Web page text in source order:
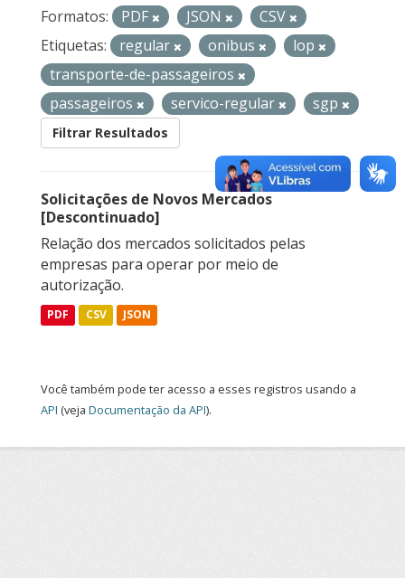
Formatos:
PDF JSON
CSV
Etiquetas:
regular onibus
lop
transporte-de-passageiros
passageiros
servico-regular sgp
Filtrar Resultados
Solicitações de Novos Mercados
[Descontinuado]
Relação dos mercados solicitados pelas
empresas para operar por meio de
autorização.
PDF CSV JSON
Você também pode ter acesso a esses registros usando a
API (veja Documentação da API).